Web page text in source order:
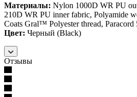
Материалы: Nylon 1000D WR PU
210D WR PU inner fabric, Polyamide
Coats Gral™ Polyester thread,
Цвет: Черный (Black)
Отзывы